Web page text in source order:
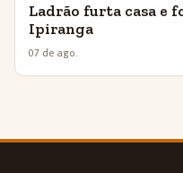
Ladrão furta casa e
Ipiranga
07 de ago.